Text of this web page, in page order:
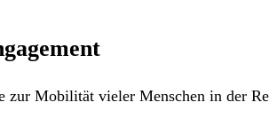
zur Mobilität vieler Menschen in der